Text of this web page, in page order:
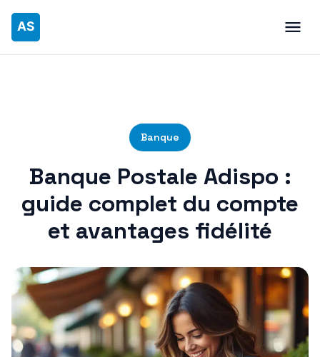
Banque
Banque Postale Adispo :
guide complet du compte
et avantages fidélité